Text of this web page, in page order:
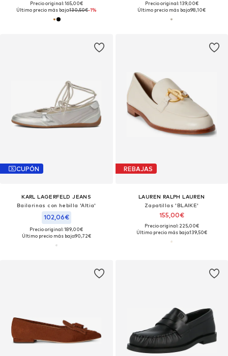
Precio original: 165,00€
Último precio más bajo:130,50€-1%
Precio original: 139,00€
Último precio más bajo:98,10€
CUPÓN
KARL LAGERFELD JEANS
Bailarinas con hebilla 'Altia'
102,06€
Precio original: 189,00€
Último precio más bajo:90,72€
REBAJAS
LAUREN RALPH LAUREN
Zapatillas 'BLAIKE'
155,00€
Precio original: 225,00€
Último precio más bajo:139,50€